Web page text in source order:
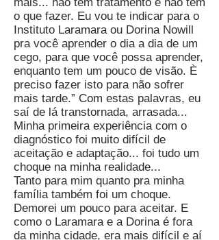
o que fazer. Eu vou te indicar para o
Instituto Laramara ou Dorina Nowill
pra você aprender o dia a dia de um
cego, para que você possa aprender,
enquanto tem um pouco de visão. È
preciso fazer isto para não sofrer
mais tarde.” Com estas palavras, eu
saí de lá transtornada, arrasada...
Minha primeira experiência com o
diagnóstico foi muito difícil de
aceitação e adaptação... foi tudo um
choque na minha realidade...
Tanto para mim quanto pra minha
família também foi um choque.
Demorei um pouco para aceitar. E
como o Laramara e a Dorina é fora
da minha cidade, era mais difícil e aí